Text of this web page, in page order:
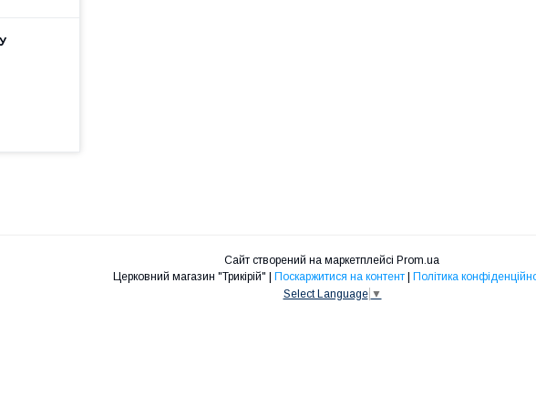
Сайт створений на маркетплейсі Prom.ua
Поскаржитися на контент
Політика
Select Language ▼